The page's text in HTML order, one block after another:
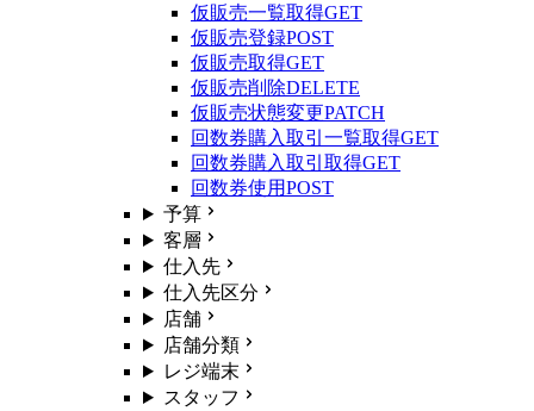
仮販売一覧取得GET
仮販売登録POST
仮販売取得GET
仮販売削除DELETE
仮販売状態変更PATCH
回数券購入取引一覧取得GET
回数券購入取引取得GET
回数券使用POST
予算
客層
仕入先
仕入先区分
店舗
店舗分類
レジ端末
スタッフ